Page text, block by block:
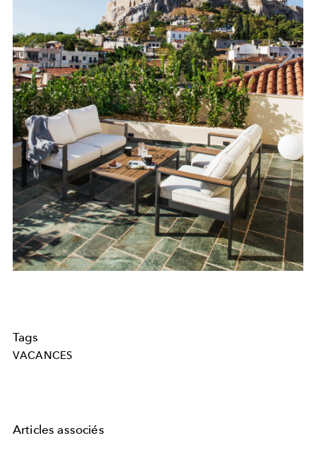
Tags
VACANCES
Articles associés